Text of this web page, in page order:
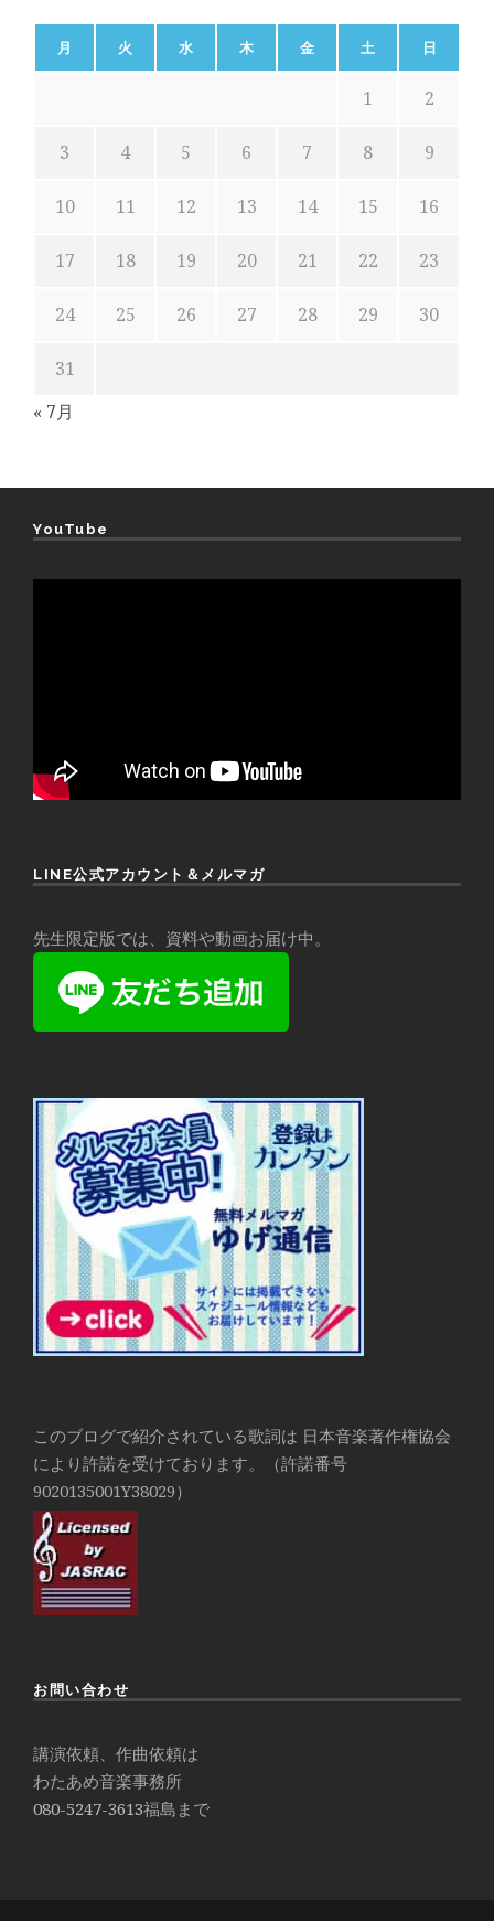
月 火 水 木 金 土 日
1 2
3 4 5 6 7 8 9
10 11 12 13 14 15 16
17 18 19 20 21 22 23
24 25 26 27 28 29 30
31
« 7月
YouTube
LINE公式アカウント＆メルマガ
先生限定版では、資料や動画お届け中。
このブログで紹介されている歌詞は 日本音楽著作権協会
により許諾を受けております。（許諾番号
9020135001Y38029）
お問い合わせ
講演依頼、作曲依頼は
わたあめ音楽事務所
080-5247-3613福島まで